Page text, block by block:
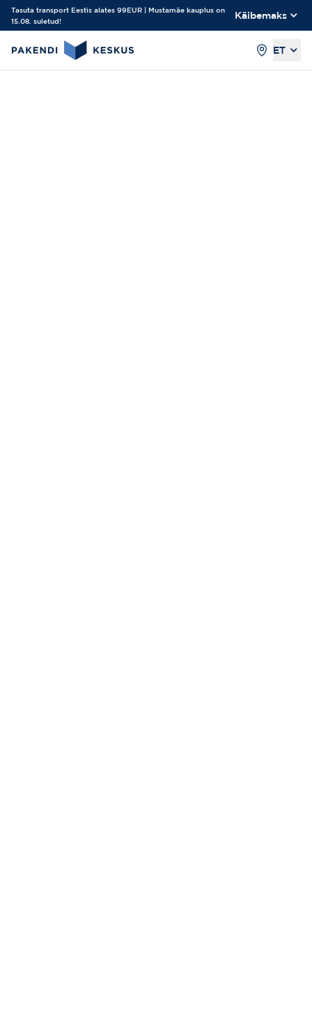
Tasuta transport Eestis alates 99EUR | Mustamäe kauplus on
15.08. suletud!
Käibemaks
ET